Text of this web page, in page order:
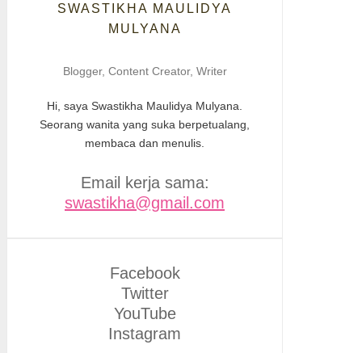
SWASTIKHA MAULIDYA
MULYANA
Blogger, Content Creator, Writer
Hi, saya Swastikha Maulidya Mulyana.
Seorang wanita yang suka berpetualang,
membaca dan menulis.
Email kerja sama:
swastikha@gmail.com
Facebook
Twitter
YouTube
Instagram